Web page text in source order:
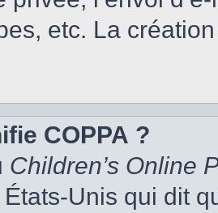
etc. La
COPPA ?
Children’s Online
Unis qui dit